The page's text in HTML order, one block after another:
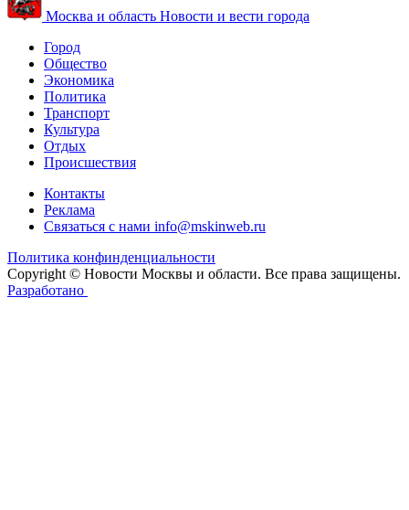
Москва и область Новости и вести города
Город
Общество
Экономика
Политика
Транспорт
Культура
Отдых
Происшествия
Контакты
Реклама
Связаться с нами info@mskinweb.ru
Политика конфинденциальности
Copyright © Новости Москвы и области. Все права защищены.
Разработано